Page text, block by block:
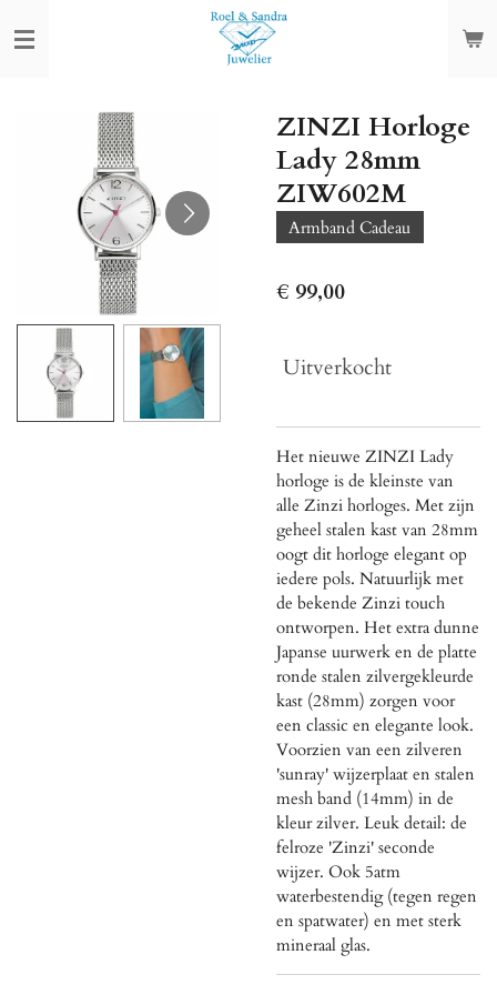
direct
hoofdinhoud
ZINZI Horloge
Lady 28mm
ZIW602M
Armband Cadeau
€ 99,00
Uitverkocht
Het nieuwe ZINZI Lady
horloge is de kleinste van
alle Zinzi horloges. Met zijn
geheel stalen kast van 28mm
oogt dit horloge elegant op
iedere pols. Natuurlijk met
de bekende Zinzi touch
ontworpen. Het extra dunne
Japanse uurwerk en de platte
ronde stalen zilvergekleurde
kast (28mm) zorgen voor
een classic en elegante look.
Voorzien van een zilveren
'sunray' wijzerplaat en stalen
mesh band (14mm) in de
kleur zilver. Leuk detail: de
felroze 'Zinzi' seconde
wijzer. Ook 5atm
waterbestendig (tegen regen
en spatwater) en met sterk
mineraal glas.